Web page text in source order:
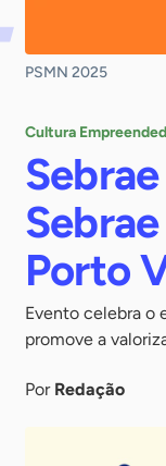
PSMN 2025
Cultura
Porto
Evento celebra o
promove a
Por Redação